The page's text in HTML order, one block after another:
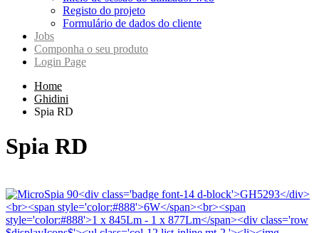
Registo do projeto
Formulário de dados do cliente
Jobs
Componha o seu produto
Login Page
Home
Ghidini
Spia RD
Spia RD